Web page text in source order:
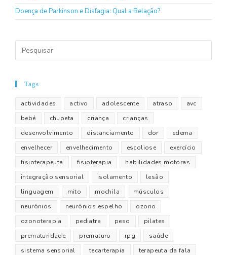
Doença de Parkinson e Disfagia: Qual a Relação?
Tags
actividades activo adolescente atraso
avc
bebé
chupeta criança
crianças
desenvolvimento
distanciamento dor
edema
envelhecer
envelhecimento escoliose
exercício
fisioterapeuta
fisioterapia
habilidades motoras
integração sensorial
isolamento
lesão
linguagem
mito mochila
músculos
neurónios
neurónios espelho
ozono
ozonoterapia
pediatra peso
pilates
prematuridade
prematuro rpg
saúde
sistema sensorial
tecarterapia
terapeuta da fala